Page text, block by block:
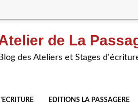
de La
Blog des Ateliers et Stages
EDITIONS LA PASSAGERE